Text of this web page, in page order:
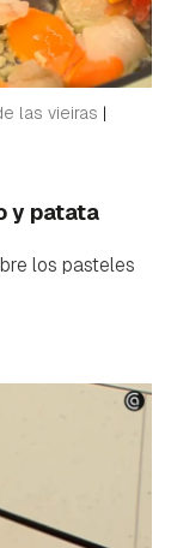
las vieiras |
y patata
los pasteles